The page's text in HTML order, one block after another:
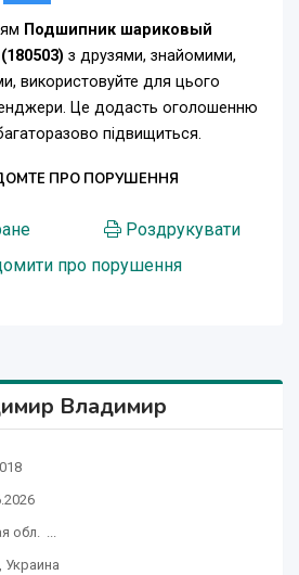
Подшипник шариковый
з друзями, знайомими,
використовуйте для цього
Це додасть оголошенню
підвищиться.
ПРО ПОРУШЕННЯ
Роздрукувати
про порушення
Владимир
обл. ...